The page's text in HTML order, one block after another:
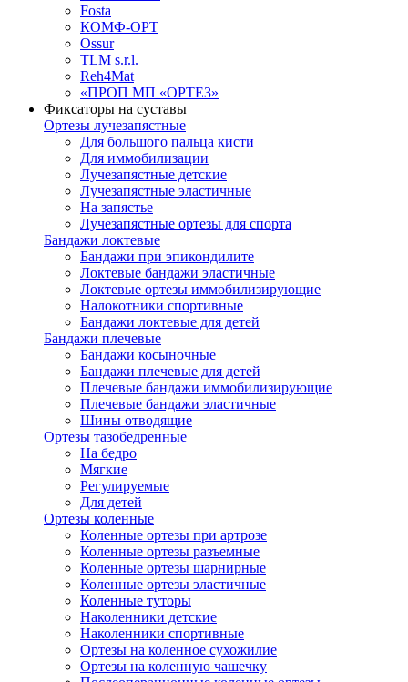
Fosta
КОМФ-ОРТ
Ossur
TLM s.r.l.
Reh4Mat
«ПРОП МП «ОРТЕЗ»
Фиксаторы на суставы
Ортезы лучезапястные
Для большого пальца кисти
Для иммобилизации
Лучезапястные детские
Лучезапястные эластичные
На запястье
Лучезапястные ортезы для спорта
Бандажи локтевые
Бандажи при эпикондилите
Локтевые бандажи эластичные
Локтевые ортезы иммобилизирующие
Налокотники спортивные
Бандажи локтевые для детей
Бандажи плечевые
Бандажи косыночные
Бандажи плечевые для детей
Плечевые бандажи иммобилизирующие
Плечевые бандажи эластичные
Шины отводящие
Ортезы тазобедренные
На бедро
Мягкие
Регулируемые
Для детей
Ортезы коленные
Коленные ортезы при артрозе
Коленные ортезы разъемные
Коленные ортезы шарнирные
Коленные ортезы эластичные
Коленные туторы
Наколенники детские
Наколенники спортивные
Ортезы на коленное сухожилие
Ортезы на коленную чашечку